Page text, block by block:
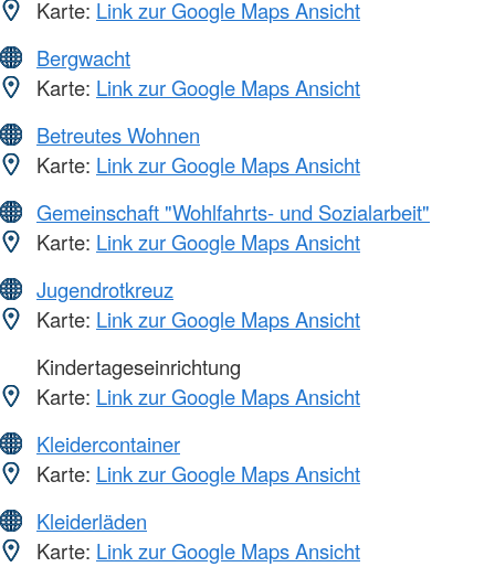
Karte: Link zur Google Maps Ansicht
Bergwacht
Karte: Link zur Google Maps Ansicht
Betreutes Wohnen
Karte: Link zur Google Maps Ansicht
Gemeinschaft "Wohlfahrts- und Sozialarbeit"
Karte: Link zur Google Maps Ansicht
Jugendrotkreuz
Karte: Link zur Google Maps Ansicht
Kindertageseinrichtung
Karte: Link zur Google Maps Ansicht
Kleidercontainer
Karte: Link zur Google Maps Ansicht
Kleiderläden
Karte: Link zur Google Maps Ansicht